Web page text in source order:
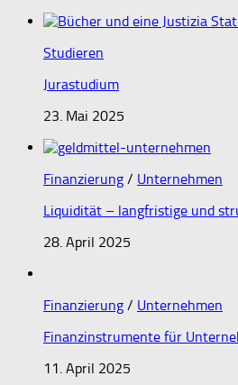
Studieren
Jurastudium
23. Mai 2025
Finanzierung / Unternehmen
Liquidität – langfristige und
28. April 2025
Finanzierung / Unternehmen
Finanzinstrumente für
11. April 2025